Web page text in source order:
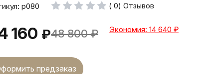
р080 ( 0) Отзывов
160 ₽48 800 ₽ Экономия: 14 640 ₽
предзаказ